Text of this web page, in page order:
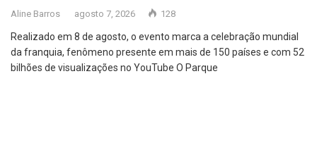
Aline Barros agosto 7, 2026 128
Realizado em 8 de agosto, o evento marca a celebração mundial
da franquia, fenômeno presente em mais de 150 países e com 52
bilhões de visualizações no YouTube O Parque